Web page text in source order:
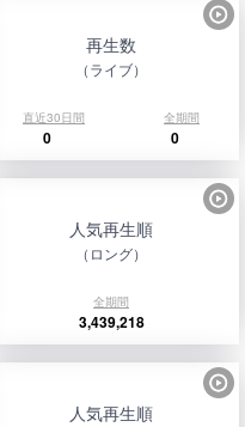
再生数
（ライブ）
直近30日間 全期間
0 0
人気再生順
（ロング）
全期間
3,439,218
人気再生順